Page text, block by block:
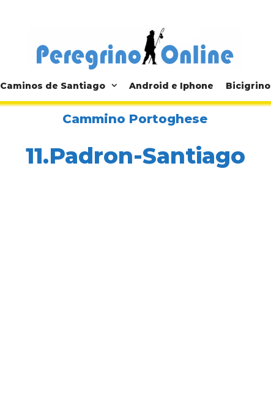
Caminos de Santiago Android e Iphone Bicigrino
Cammino Portoghese
11.Padron-Santiago